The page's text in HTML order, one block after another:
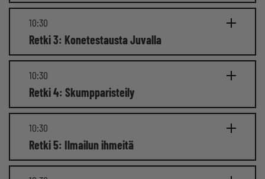
10:30
Retki 3: Konetestausta Juvalla
10:30
Retki 4: Skumpparisteily
10:30
Retki 5: Ilmailun ihmeitä